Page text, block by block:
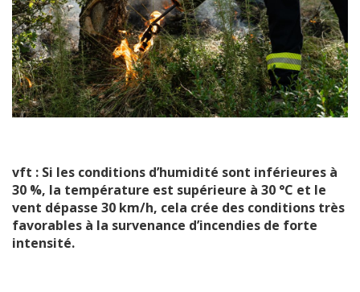
vft : Si les conditions d’humidité sont inférieures à
30 %, la température est supérieure à 30 °C et le
vent dépasse 30 km/h, cela crée des conditions très
favorables à la survenance d’incendies de forte
intensité.